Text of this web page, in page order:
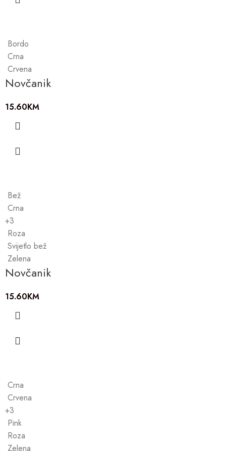
Bordo
Crna
Crvena
Novčanik
15.60KM
Bež
Crna
+3
Roza
Svijetlo bež
Zelena
Novčanik
15.60KM
Crna
Crvena
+3
Pink
Roza
Zelena